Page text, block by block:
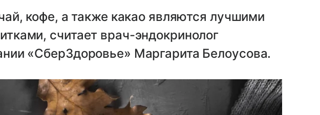
кофе, а также какао являются лучшими
считает врач-эндокринолог
«СберЗдоровье» Маргарита Белоусова.